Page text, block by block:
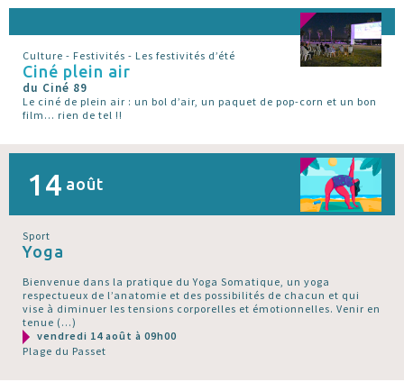
Culture - Festivités - Les festivités d’été
Ciné plein air
du Ciné 89
Le ciné de plein air : un bol d’air, un paquet de pop-corn et un bon
film... rien de tel !!
14 août
Sport
Yoga
Bienvenue dans la pratique du Yoga Somatique, un yoga
respectueux de l’anatomie et des possibilités de chacun et qui
vise à diminuer les tensions corporelles et émotionnelles. Venir en
tenue (…)
vendredi 14 août à 09h00
Plage du Passet